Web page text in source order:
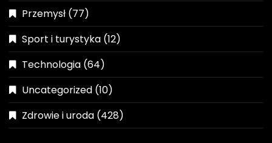
Przemysł (77)
Sport i turystyka (12)
Technologia (64)
Uncategorized (10)
Zdrowie i uroda (428)